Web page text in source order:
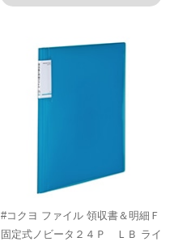
#コクヨ ファイル 領収書＆明細Ｆ
固定式ノビータ２４Ｐ ＬＢ ライ